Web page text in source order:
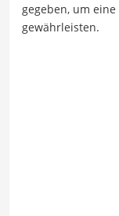
gegeben, um
gewährleisten.